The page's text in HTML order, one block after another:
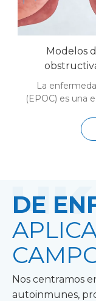
Modelos
La
(EPOC) es una
de aire,
moco,
DE
Nos centramos
autoinmunes,